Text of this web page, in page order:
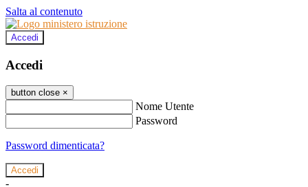
Salta al contenuto
Accedi
Accedi
button close ×
Nome Utente
Password
Password dimenticata?
-